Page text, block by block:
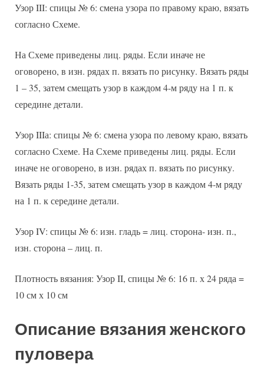
Узор III: спицы № 6: смена узора по правому краю, вязать
согласно Схеме.
На Схеме приведены лиц. ряды. Если иначе не
оговорено, в изн. рядах п. вязать по рисунку. Вязать ряды
1 – 35, затем смещать узор в каждом 4-м ряду на 1 п. к
середине детали.
Узор IIIа: спицы № 6: смена узора по левому краю, вязать
согласно Схеме. На Схеме приведены лиц. ряды. Если
иначе не оговорено, в изн. рядах п. вязать по рисунку.
Вязать ряды 1-35, затем смещать узор в каждом 4-м ряду
на 1 п. к середине детали.
Узор IV: спицы № 6: изн. гладь = лиц. сторона- изн. п.,
изн. сторона – лиц. п.
Плотность вязания: Узор II, спицы № 6: 16 п. х 24 ряда =
10 см х 10 см
Описание вязания женского
пуловера